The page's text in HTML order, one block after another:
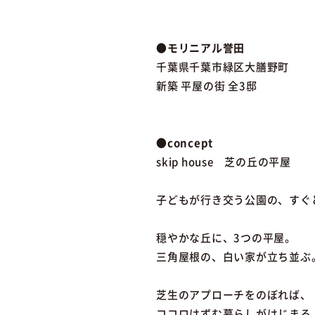
●モリニアル誉田
千葉県千葉市緑区大膳野町
新築 平屋の街 全3邸
●concept
skip house 芝の丘の平屋
子どもが行き交う公園の、すぐ
穏やかな丘に、3つの平屋。
三角屋根の、白い家が立ち並ぶ。
芝生のアプローチをのぼれば、